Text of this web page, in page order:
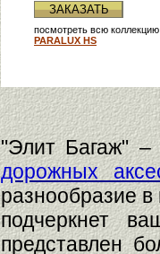
ЗАКАЗАТЬ
посмотреть всю
PARALUX HS
"Элит Багаж" –
дорожных
разнообразие
подчеркнет
представлен